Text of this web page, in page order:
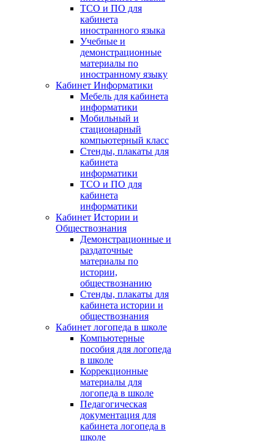
ТСО и ПО для
кабинета
иностранного языка
Учебные и
демонстрационные
материалы по
иностранному языку
Кабинет Информатики
Мебель для кабинета
информатики
Мобильный и
стационарный
компьютерный класс
Стенды, плакаты для
кабинета
информатики
ТСО и ПО для
кабинета
информатики
Кабинет Истории и
Обществознания
Демонстрационные и
раздаточные
материалы по
истории,
обществознанию
Стенды, плакаты для
кабинета истории и
обществознания
Кабинет логопеда в школе
Компьютерные
пособия для логопеда
в школе
Коррекционные
материалы для
логопеда в школе
Педагогическая
документация для
кабинета логопеда в
школе